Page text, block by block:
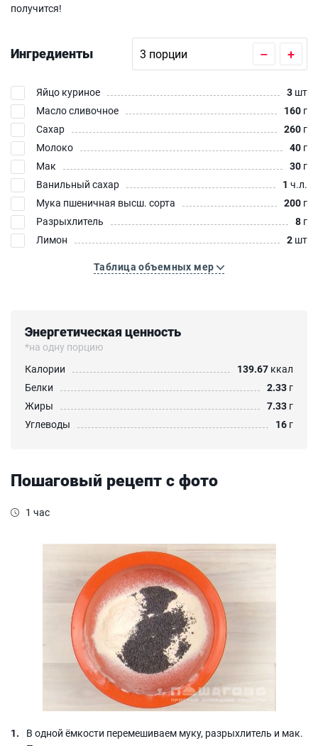
получится!
Ингредиенты – +
Яйцо куриное 3 шт
Масло сливочное
160 г
Сахар
260 г
Молоко
40 г
Мак
30 г
Ванильный сахар
1 ч.л.
Мука пшеничная высш. сорта
200 г
Разрыхлитель
8 г
Лимон
2 шт
Таблица объемных мер
Энергетическая ценность
*на одну порцию
Калории
139.67 ккал
Белки
2.33 г
Жиры
7.33 г
Углеводы
16 г
Пошаговый рецепт с фото
1 час
В одной ёмкости перемешиваем муку, разрыхлитель и мак.